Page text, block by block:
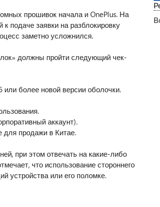
прошивок начала и OnePlus. На
подаче заявки на разблокировку
заметно усложнился.
должны пройти следующий чек-
более новой версии оболочки.
аккаунт).
для продажи в Китае.
при этом отвечать на какие-либо
что использование стороннего
устройства или его поломке.